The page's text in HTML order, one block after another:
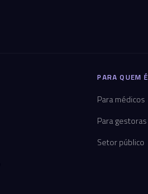
PARA QUEM É
Para médicos
Para gestoras
Setor público